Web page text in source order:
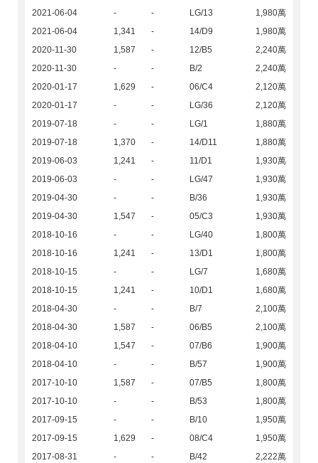
2021-06-04 - - LG/13
1,980萬
2021-06-04
1,341 - 14/D9
1,980萬
2020-11-30
1,587 - 12/B5
2,240萬
2020-11-30
- - B/2
2,240萬
2020-01-17
1,629 - 06/C4
2,120萬
2020-01-17
- - LG/36
2,120萬
2019-07-18
- - LG/1
1,880萬
2019-07-18
1,370 - 14/D11
1,880萬
2019-06-03
1,241 - 11/D1
1,930萬
2019-06-03
- - LG/47
1,930萬
2019-04-30
- - B/36
1,930萬
2019-04-30
1,547 - 05/C3
1,930萬
2018-10-16
- - LG/40
1,800萬
2018-10-16
1,241 - 13/D1
1,800萬
2018-10-15
- - LG/7
1,680萬
2018-10-15
1,241 - 10/D1
1,680萬
2018-04-30
- - B/7
2,100萬
2018-04-30
1,587 - 06/B5
2,100萬
2018-04-10
1,547 - 07/B6
1,900萬
2018-04-10
- - B/57
1,900萬
2017-10-10
1,587 - 07/B5
1,800萬
2017-10-10
- - B/53
1,800萬
2017-09-15
- - B/10
1,950萬
2017-09-15
1,629 - 08/C4
1,950萬
2017-08-31
- - B/42
2,222萬